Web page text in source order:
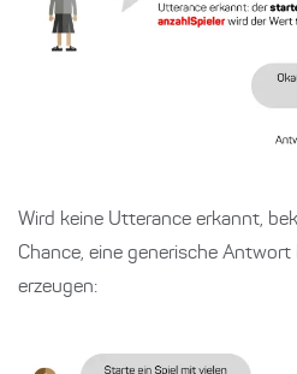
Wird keine Utterance erkannt,
Chance, eine generische
erzeugen: